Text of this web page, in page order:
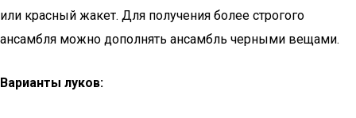
или красный жакет. Для получения более строгого
ансамбля можно дополнять ансамбль черными вещами.
Варианты луков: